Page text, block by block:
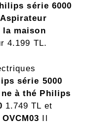
série 6000
Aspirateur
maison
4.199 TL.
série 5000
à thé Philips
1.749 TL et
Il